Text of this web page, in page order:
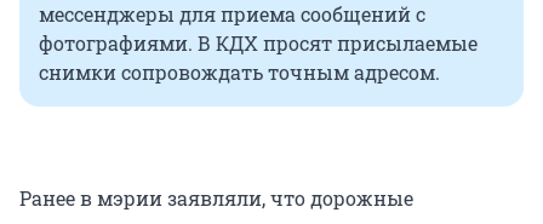
мессенджеры для приема сообщений с
фотографиями. В КДХ просят присылаемые
снимки сопровождать точным адресом.
Ранее в мэрии заявляли, что дорожные